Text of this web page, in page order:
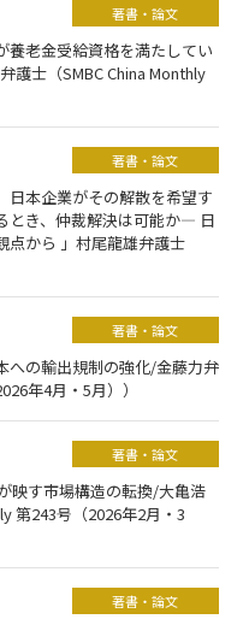
著書・論文
養老金受給資格を満たしてい
護士（SMBC China Monthly
著書・論文
日本企業がその解散を希望す
とき、仲裁解決は可能か― 日
点から 」村尾龍雄弁護士
著書・論文
への輸出規制の強化/金藤力弁
年4月・5月））
著書・論文
映す市場構造の転換/大亀浩
第243号（2026年2月・3
著書・論文